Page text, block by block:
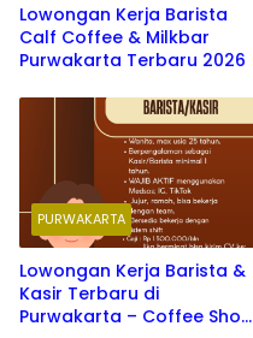
Lowongan Kerja Barista
Calf Coffee & Milkbar
Purwakarta Terbaru 2026
PURWAKARTA
Lowongan Kerja Barista &
Kasir Terbaru di
Purwakarta – Coffee Shop